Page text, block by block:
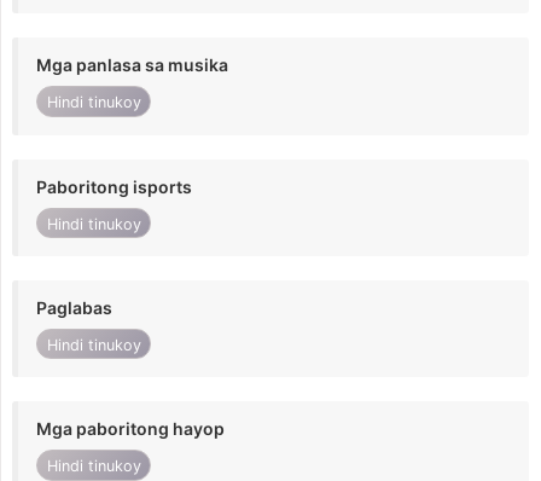
Mga panlasa sa musika
Hindi tinukoy
Paboritong isports
Hindi tinukoy
Paglabas
Hindi tinukoy
Mga paboritong hayop
Hindi tinukoy